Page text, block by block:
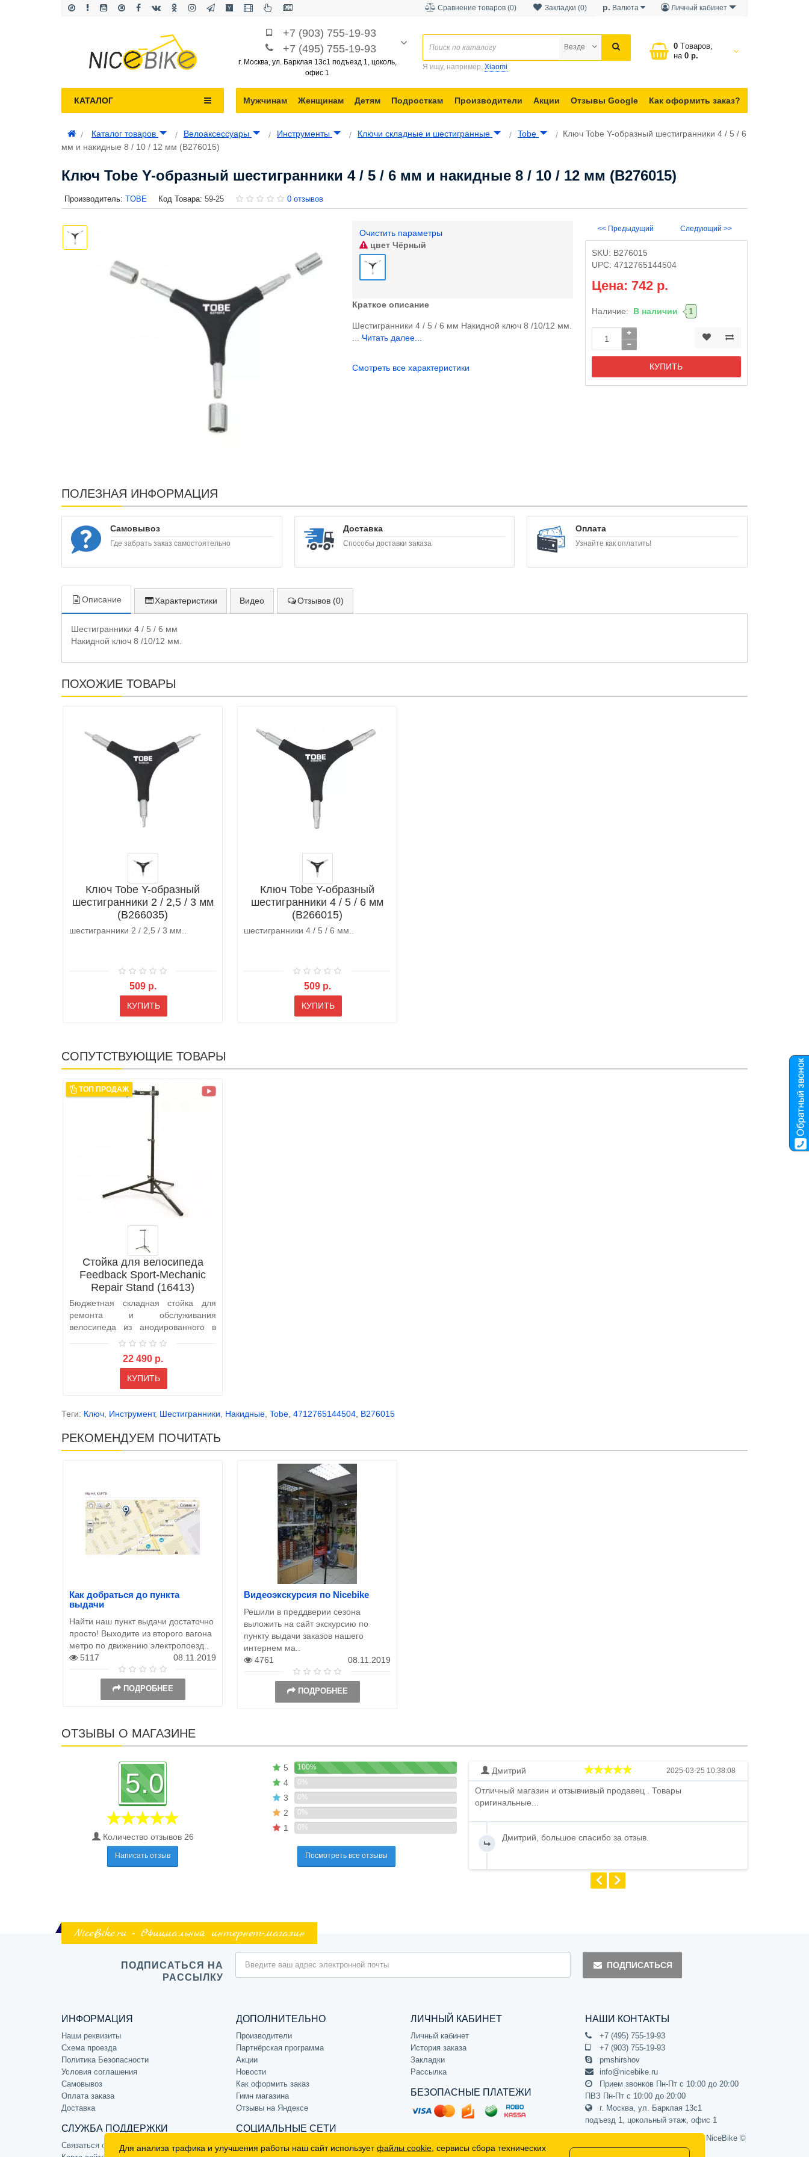
Личный кабинет
р. Валюта
Закладки (0)
Сравнение товаров (0)
+7 (903) 755-19-93
+7 (495) 755-19-93
г. Москва, ул. Барклая 13с1 подъезд 1, цоколь,
офис 1
0 Tоваров,
на
0 р.
Везде
Я ищу, например, Xiaomi
Мужчинам Женщинам Детям Подросткам Производители Акции Отзывы Google Как оформить заказ?
КАТАЛОГ
Каталог товаров Велоаксессуары Инструменты Ключи складные и шестигранные Tobe
Ключ Tobe Y-образный шестигранники 4 / 5 / 6
мм и накидные 8 / 10 / 12 мм (B276015)
Ключ Tobe Y-образный шестигранники 4 / 5 / 6 мм и накидные 8 / 10 / 12 мм (B276015)
Производитель: TOBE Код Товара: 59-25 0 отзывов
Очистить параметры
цветЧёрный
Краткое описание
Шестигранники 4 / 5 / 6 мм Накидной ключ 8 /10/12 мм.
Читать далее...
Смотреть все характеристики
<< Предыдущий Следующий >>
SKU: B276015
UPC: 4712765144504
Цена: 742 р.
Наличие: В наличии 1
КУПИТЬ
ПОЛЕЗНАЯ ИНФОРМАЦИЯ
Самовывоз
Где забрать заказ самостоятельно
Доставка
Способы доставки заказа
Оплата
Узнайте как оплатить!
Описание Характеристики Видео Отзывов (0)
Шестигранники 4 / 5 / 6 мм
Накидной ключ 8 /10/12 мм.
ПОХОЖИЕ ТОВАРЫ
Ключ Tobe Y-образный
шестигранники 2 / 2,5 / 3 мм
(B266035)
шестигранники 2 / 2,5 / 3 мм..
509 р.
КУПИТЬ
Ключ Tobe Y-образный
шестигранники 4 / 5 / 6 мм
(B266015)
шестигранники 4 / 5 / 6 мм..
509 р.
КУПИТЬ
СОПУТСТВУЮЩИЕ ТОВАРЫ
ТОП ПРОДАЖ
Стойка для велосипеда
Feedback Sport-Mechanic
Repair Stand (16413)
Бюджетная складная стойка для
ремонта и обслуживания
велосипеда из анодированного в
черный цвет алюм..
22 490 р.
КУПИТЬ
Теги: Ключ Инструмент, Шестигранники Накидные Tobe 4712765144504 B276015
РЕКОМЕНДУЕМ ПОЧИТАТЬ
Как добраться до пункта
выдачи
Найти наш пункт выдачи достаточно
просто! Выходите из второго вагона
метро по движению электропоезд..
5117
08.11.2019
ПОДРОБНЕЕ
Видеоэкскурсия по Nicebike
Решили в преддверии сезона
выложить на сайт экскурсию по
пункту выдачи заказов нашего
интернем ма..
4761
08.11.2019
ПОДРОБНЕЕ
ОТЗЫВЫ О МАГАЗИНЕ
5.0
Количество отзывов 26
Написать отзыв
5 100%
4 0%
3 0%
2 0%
1 0%
Посмотреть все отзывы
Дмитрий 2025-03-25 10:38:08
Отличный магазин и отзывчивый продавец . Товары
оригинальные...
Дмитрий, большое спасибо за отзыв.
NiceBike.ru - Официальный интернет-магазин
ПОДПИСАТЬСЯ НА
РАССЫЛКУ
ПОДПИСАТЬСЯ
ИНФОРМАЦИЯ
Наши реквизиты
Схема проезда
Политика Безопасности
Условия соглашения
Самовывоз
Оплата заказа
Доставка
СЛУЖБА ПОДДЕРЖКИ
Связаться с нами
ДОПОЛНИТЕЛЬНО
Производители
Партнёрская программа
Акции
Новости
Как оформить заказ
Гимн магазина
Отзывы на Яндексе
СОЦИАЛЬНЫЕ СЕТИ
ЛИЧНЫЙ КАБИНЕТ
Личный кабинет
История заказа
Закладки
Рассылка
БЕЗОПАСНЫЕ ПЛАТЕЖИ
НАШИ КОНТАКТЫ
+7 (495) 755-19-93
+7 (903) 755-19-93
pmshirshov
info@nicebike.ru
Прием звонков Пн-Пт с 10:00 до 20:00
ПВЗ Пн-Пт с 10:00 до 20:00
г. Москва, ул. Барклая 13с1
подъезд 1, цокольный этаж, офис 1
Официальный интернет-магазин NiceBike ©
2012 - 2026
Для анализа трафика и улучшения работы наш сайт используетфайлы cookie , сервисы сбора технических